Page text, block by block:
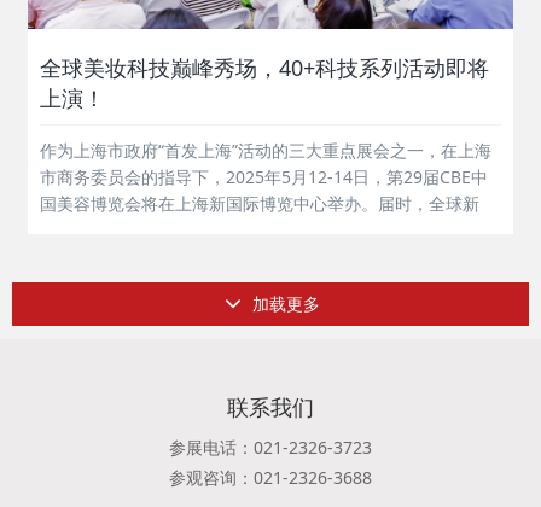
全球美妆科技巅峰秀场，40+科技系列活动即将
上演！
作为上海市政府“首发上海”活动的三大重点展会之一，在上海
市商务委员会的指导下，2025年5月12-14日，第29届CBE中
国美容博览会将在上海新国际博览中心举办。届时，全球新
围内，更多跨学科...
加载更多
联系我们
参展电话：021-2326-3723
参观咨询：021-2326-3688